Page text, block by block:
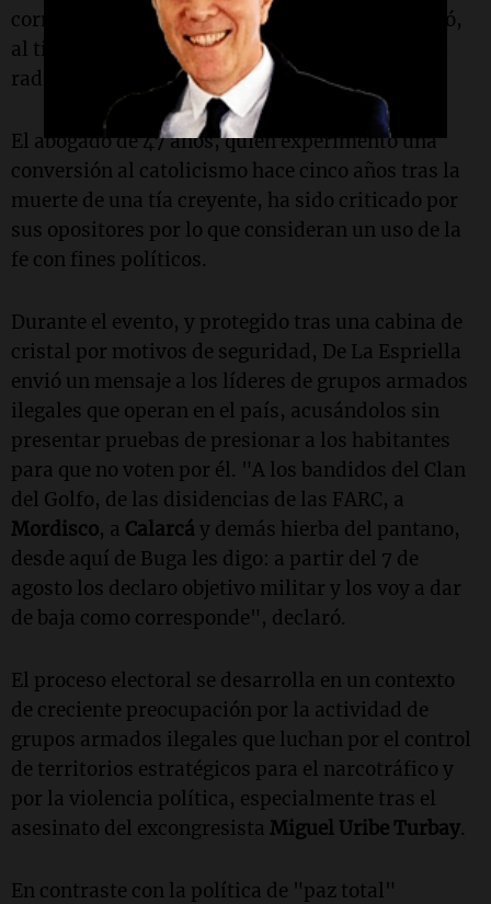
corresponde ganar la batalla espiritual", añadió,
al tiempo que prometió "derrotar a la izquierda
radical" y "salvar y reconstruir Colombia".
El abogado de 47 años, quien experimentó una
conversión al catolicismo hace cinco años tras la
muerte de una tía creyente, ha sido criticado por
sus opositores por lo que consideran un uso de la
fe con fines políticos.
Durante el evento, y protegido tras una cabina de
cristal por motivos de seguridad, De La Espriella
envió un mensaje a los líderes de grupos armados
ilegales que operan en el país, acusándolos sin
presentar pruebas de presionar a los habitantes
para que no voten por él. "A los bandidos del Clan
del Golfo, de las disidencias de las FARC, a
Mordisco, a Calarcá y demás hierba del pantano,
desde aquí de Buga les digo: a partir del 7 de
agosto los declaro objetivo militar y los voy a dar
de baja como corresponde", declaró.
El proceso electoral se desarrolla en un contexto
de creciente preocupación por la actividad de
grupos armados ilegales que luchan por el control
de territorios estratégicos para el narcotráfico y
por la violencia política, especialmente tras el
asesinato del excongresista Miguel Uribe Turbay.
En contraste con la política de "paz total"